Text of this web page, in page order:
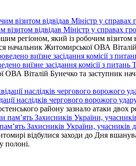
відвідав Міністр у справах
регіоном, який із робочим візитом
начальник Житомирської ОВА
виїзне засідання комісії з
Віталій Бунечко та заступник
наслідків чергового ворожого
району зазнало атаки двох
Захисників України, учасників
відбулися заходи до Дня
полоні.